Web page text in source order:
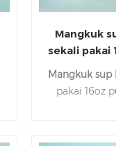
Mangkuk
sekali pakai
tahan
bubur
Mangkuk sup
pakai 16oz
kertas ini